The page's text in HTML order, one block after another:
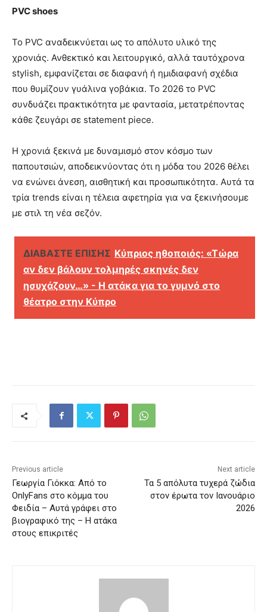
PVC shoes
Το PVC αναδεικνύεται ως το απόλυτο υλικό της
χρονιάς. Ανθεκτικό και λειτουργικό, αλλά ταυτόχρονα
stylish, εμφανίζεται σε διαφανή ή ημιδιαφανή σχέδια
που θυμίζουν γυάλινα γοβάκια. Το 2026 το PVC
συνδυάζει πρακτικότητα με φαντασία, μετατρέποντας
κάθε ζευγάρι σε statement piece.
Η χρονιά ξεκινά με δυναμισμό στον κόσμο των
παπουτσιών, αποδεικνύοντας ότι η μόδα του 2026 θέλει
να ενώνει άνεση, αισθητική και προσωπικότητα. Αυτά τα
τρία trends είναι η τέλεια αφετηρία για να ξεκινήσουμε
με στιλ τη νέα σεζόν.
ΔΙΑΒΑΣΤΕ ΕΠΙΣΗΣ Κύπριος ηθοποιός: «Τώρα
αν δεν βάλουν τολμηρές σκηνές δεν
ησυχάζουν…» - Η ατάκα για το γυμνό στο
θέατρο στην Κύπρο
Previous article
Γεωργία Γιόκκα: Από το
OnlyFans στο κόμμα του
Φειδία – Αυτά γράφει στο
βιογραφικό της – Η ατάκα
στους επικριτές
Next article
Τα 5 απόλυτα τυχερά ζώδια
στον έρωτα τον Ιανουάριο
2026